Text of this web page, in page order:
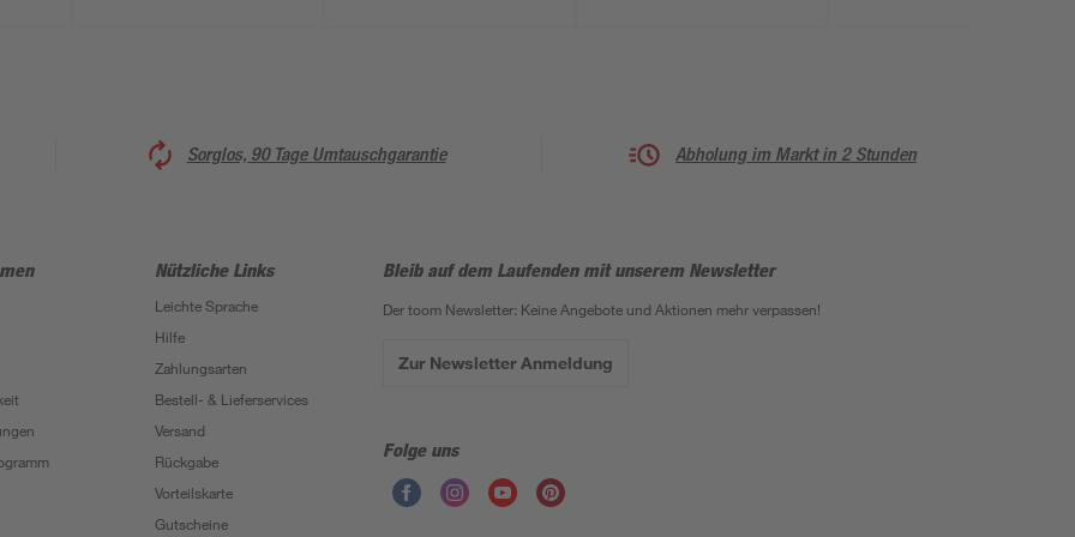
Sorglos, 90 Tage Umtauschgarantie Abholung im Markt in 2 Stunden
Nützliche Links
Leichte Sprache
Hilfe
Zahlungsarten
Bestell- & Lieferservices
Versand
Rückgabe
Vorteilskarte
Gutscheine
Bleib auf dem Laufenden mit unserem Newsletter
Der toom Newsletter: Keine Angebote und Aktionen mehr verpassen!
Zur Newsletter Anmeldung
Folge uns